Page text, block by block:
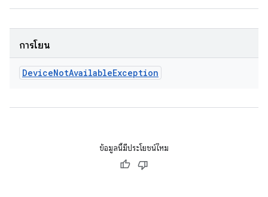
การโยน
DeviceNotAvailableException
ข้อมูลนี้มีประโยชน์ไหม